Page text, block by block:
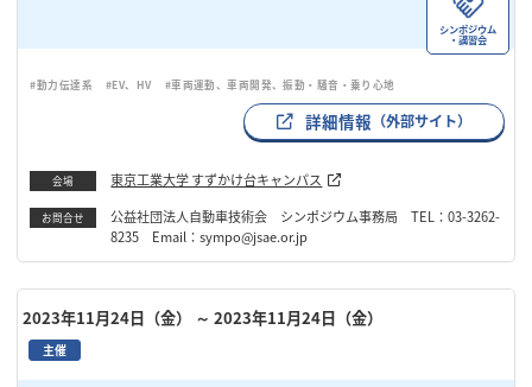
シンポジウム
・講習会
#動力伝達系 #EV、HV #車両運動、車両開発、振動・騒音・乗り心地
詳細情報 （外部サイト）
会場 東京工業大学 すずかけ台キャンパス
お問合せ
公益社団法人自動車技術会 シンポジウム事務局 TEL：03-3262-
8235 Email：sympo@jsae.or.jp
2023年11月24日（金） ～ 2023年11月24日（金）
主催